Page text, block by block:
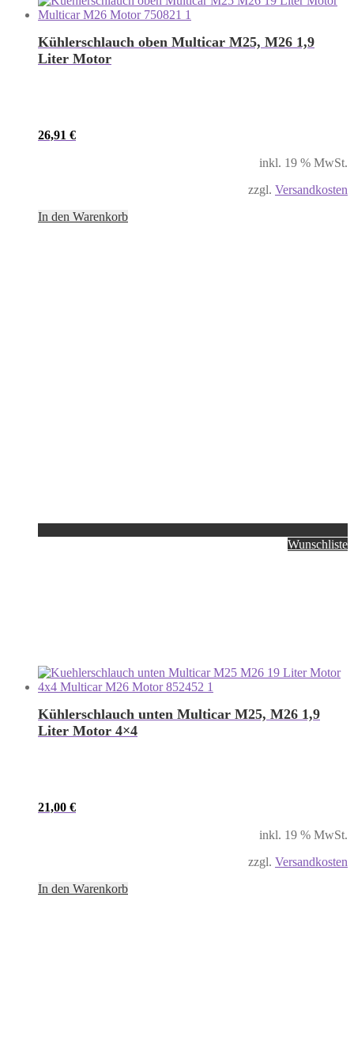
Kühlerschlauch oben Multicar M25, M26 1,9
Liter Motor
26,91 €
inkl. 19 % MwSt.
zzgl. Versandkosten
In den Warenkorb
Wunschliste
Kühlerschlauch unten Multicar M25, M26 1,9
Liter Motor 4×4
21,00 €
inkl. 19 % MwSt.
zzgl. Versandkosten
In den Warenkorb